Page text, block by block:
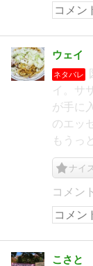
ウェイ
ネタバレ
イ。サ
が手に
のエッ
もうっ
ナイ
コメン
こさと